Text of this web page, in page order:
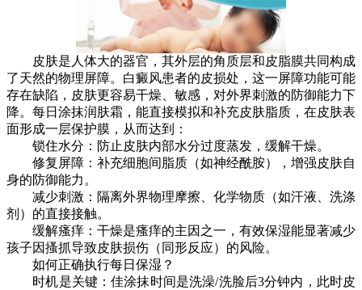
皮肤是人体大的器官，其外层的角质层和皮脂膜共同构成
了天然的物理屏障。白癜风患者的皮损处，这一屏障功能可能
存在缺陷，皮肤更容易干燥、敏感，对外界刺激的防御能力下
降。每日涂抹润肤霜，能直接模拟和补充皮肤脂质，在皮肤表
面形成一层保护膜，从而达到：
锁住水分：防止皮肤内部水分过度蒸发，缓解干燥。
修复屏障：补充细胞间脂质（如神经酰胺），增强皮肤自
身的防御能力。
减少刺激：隔离外界物理摩擦、化学物质（如汗液、洗涤
剂）的直接接触。
缓解瘙痒：干燥是瘙痒的主因之一，有效保湿能显著减少
孩子因搔抓导致皮肤损伤（同形反应）的风险。
如何正确执行每日保湿？
时机是关键：佳涂抹时间是洗澡/洗脸后3分钟内，此时皮